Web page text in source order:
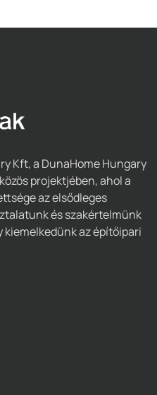
Kft, a DunaHome Hungary
projektjében, ahol a
az elsődleges
és szakértelmünk
az építőipari